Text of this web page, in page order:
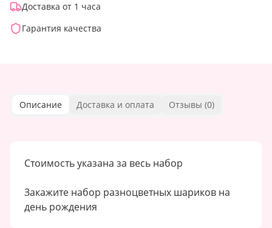
Доставка от 1 часа
Гарантия качества
Описание Доставка и оплата Отзывы (0)
Стоимость указана за весь набор
Закажите набор разноцветных шариков на
день рождения